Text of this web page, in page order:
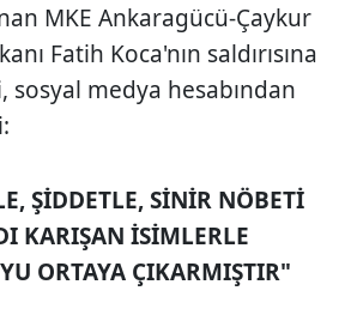
MKE Ankaragücü-Çaykur
Fatih Koca'nın saldırısına
medya hesabından
ŞİDDETLE, SİNİR NÖBETİ
KARIŞAN İSİMLERLE
ORTAYA ÇIKARMIŞTIR"